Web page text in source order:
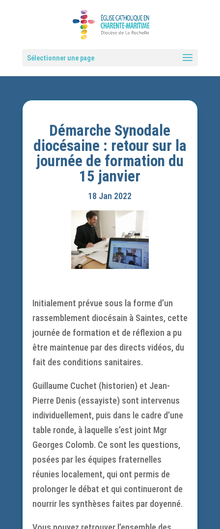
Sélectionner une page
Démarche Synodale
diocésaine : retour sur la
journée de formation du
15 janvier
18 Jan 2022
Initialement prévue sous la forme d’un
rassemblement diocésain à Saintes, cette
journée de formation et de réflexion a pu
être maintenue par des directs vidéos, du
fait des conditions sanitaires.
Guillaume Cuchet (historien) et Jean-
Pierre Denis (essayiste) sont intervenus
individuellement, puis dans le cadre d’une
table ronde, à laquelle s’est joint Mgr
Georges Colomb. Ce sont les questions,
posées par les équipes fraternelles
réunies localement, qui ont permis de
prolonger le débat et qui continueront de
nourrir les synthèses faites par doyenné.